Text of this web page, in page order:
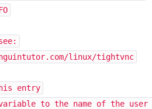
linux/tightvnc
entry
variable to the name of the